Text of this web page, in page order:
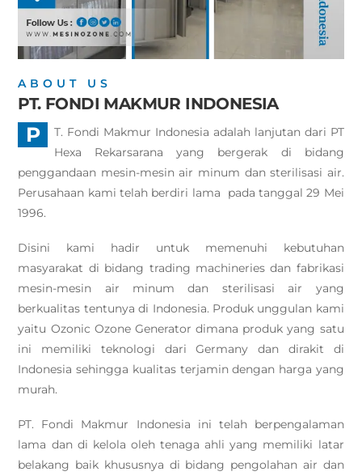
ABOUT US
PT. FONDI MAKMUR INDONESIA
P
T. Fondi Makmur Indonesia adalah lanjutan dari PT
Hexa Rekarsarana yang bergerak di bidang
penggandaan mesin-mesin air minum dan sterilisasi air.
Perusahaan kami telah berdiri lama pada tanggal 29 Mei
1996.
Disini kami hadir untuk memenuhi kebutuhan
masyarakat di bidang trading machineries dan fabrikasi
mesin-mesin air minum dan sterilisasi air yang
berkualitas tentunya di Indonesia. Produk unggulan kami
yaitu Ozonic Ozone Generator dimana produk yang satu
ini memiliki teknologi dari Germany dan dirakit di
Indonesia sehingga kualitas terjamin dengan harga yang
murah.
PT. Fondi Makmur Indonesia ini telah berpengalaman
lama dan di kelola oleh tenaga ahli yang memiliki latar
belakang baik khususnya di bidang pengolahan air dan